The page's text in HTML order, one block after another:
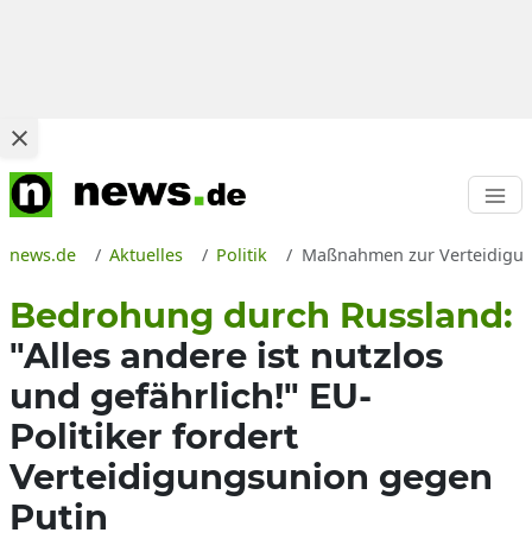
news.de Aktuelles Politik Maßnahmen zur
Bedrohung durch Russland:
"Alles andere ist nutzlos
und gefährlich!" EU-
Politiker fordert
Verteidigungsunion gegen
Putin